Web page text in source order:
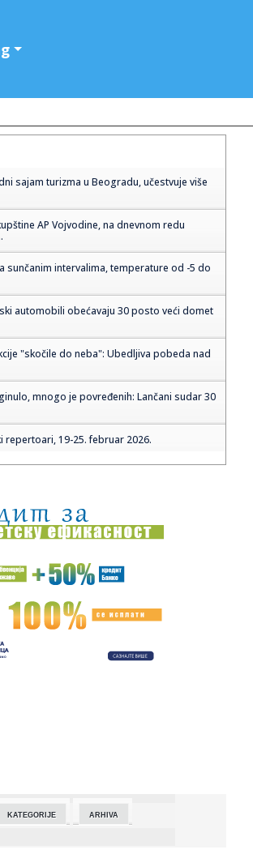
sajam turizma u Beogradu, učestvuje više
AP Vojvodine, na dnevnom redu
sunčanim intervalima, temperature od -5 do
automobili obećavaju 30 posto veći domet
"skočile do neba": Ubedljiva pobeda nad
mnogo je povređenih: Lančani sudar 30
repertoari, 19-25. februar 2026.
sajam turizma: Čekaju vas veliki
na današnji datum, 19. februar
Srpske biće očuvane, nadam se da će
Beograda: Muzej vazduhoplovstva dobija
šokirala priznanjem: "Pevala sam gostima
KATEGORIJE ARHIVA